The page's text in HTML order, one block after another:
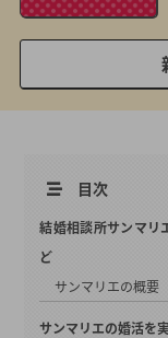
目次
結婚相談所サンマリ
ど
サンマリエの概要
サンマリエの婚活を